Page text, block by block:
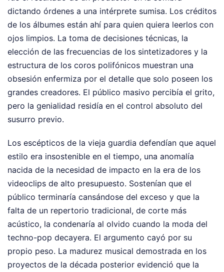
dictando órdenes a una intérprete sumisa. Los créditos
de los álbumes están ahí para quien quiera leerlos con
ojos limpios. La toma de decisiones técnicas, la
elección de las frecuencias de los sintetizadores y la
estructura de los coros polifónicos muestran una
obsesión enfermiza por el detalle que solo poseen los
grandes creadores. El público masivo percibía el grito,
pero la genialidad residía en el control absoluto del
susurro previo.
Los escépticos de la vieja guardia defendían que aquel
estilo era insostenible en el tiempo, una anomalía
nacida de la necesidad de impacto en la era de los
videoclips de alto presupuesto. Sostenían que el
público terminaría cansándose del exceso y que la
falta de un repertorio tradicional, de corte más
acústico, la condenaría al olvido cuando la moda del
techno-pop decayera. El argumento cayó por su
propio peso. La madurez musical demostrada en los
proyectos de la década posterior evidenció que la